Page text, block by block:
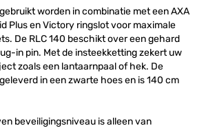
worden in combinatie met een AXA
Plus en Victory ringslot voor maximale
De RLC 140 beschikt over een gehard
in pin. Met de insteekketting zekert uw
zoals een lantaarnpaal of hek. De
in een zwarte hoes en is 140 cm
beveiligingsniveau is alleen van